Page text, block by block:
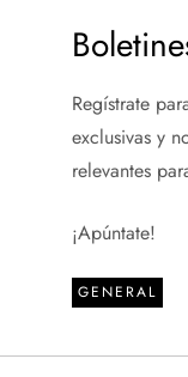
Regístrate
exclusivas y
relevantes
¡Apúntate!
GENERAL